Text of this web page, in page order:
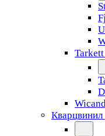
Tarkett
Кварцвинил